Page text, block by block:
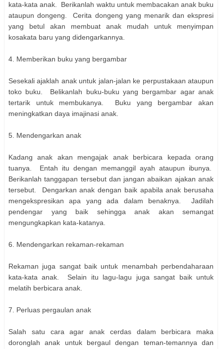
kata-kata anak. Berikanlah waktu untuk membacakan anak buku
ataupun dongeng. Cerita dongeng yang menarik dan ekspresi
yang betul akan membuat anak mudah untuk menyimpan
kosakata baru yang didengarkannya.
4. Memberikan buku yang bergambar
Sesekali ajaklah anak untuk jalan-jalan ke perpustakaan ataupun
toko buku. Belikanlah buku-buku yang bergambar agar anak
tertarik untuk membukanya. Buku yang bergambar akan
meningkatkan daya imajinasi anak.
5. Mendengarkan anak
Kadang anak akan mengajak anak berbicara kepada orang
tuanya. Entah itu dengan memanggil ayah ataupun ibunya.
Berikanlah tanggapan tersebut dan jangan abaikan ajakan anak
tersebut. Dengarkan anak dengan baik apabila anak berusaha
mengekspresikan apa yang ada dalam benaknya. Jadilah
pendengar yang baik sehingga anak akan semangat
mengungkapkan kata-katanya.
6. Mendengarkan rekaman-rekaman
Rekaman juga sangat baik untuk menambah perbendaharaan
kata-kata anak. Selain itu lagu-lagu juga sangat baik untuk
melatih berbicara anak.
7. Perluas pergaulan anak
Salah satu cara agar anak cerdas dalam berbicara maka
doronglah anak untuk bergaul dengan teman-temannya dan